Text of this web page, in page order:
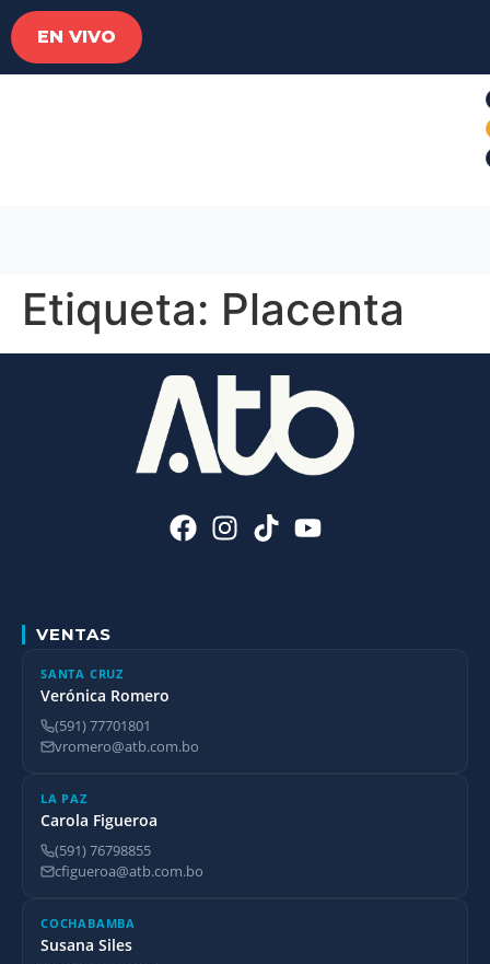
EN VIVO
Etiqueta: Placenta
VENTAS
SANTA CRUZ
Verónica Romero
(591) 77701801
vromero@atb.com.bo
LA PAZ
Carola Figueroa
(591) 76798855
cfigueroa@atb.com.bo
COCHABAMBA
Susana Siles